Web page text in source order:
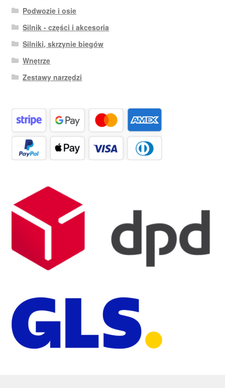
Podwozie i osie
Silnik - części i akcesoria
Silniki, skrzynie biegów
Wnętrze
Zestawy narzędzi